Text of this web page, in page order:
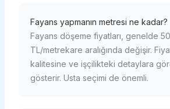
Fayans yapmanın metresi ne kadar?
Fayans döşeme fiyatları, genelde
TL/metrekare aralığında değişir.
kalitesine ve işçilikteki detaylara
gösterir. Usta seçimi de önemli.